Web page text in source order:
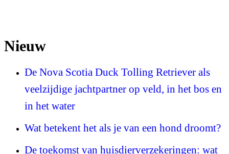
Nieuw
De Nova Scotia Duck Tolling Retriever als
veelzijdige jachtpartner op veld, in het bos en
in het water
Wat betekent het als je van een hond droomt?
De toekomst van huisdierverzekeringen: wat